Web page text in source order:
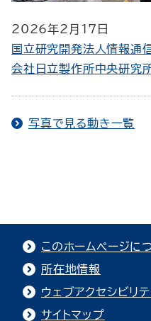
2026年2月17日
国立研究開発法人情報通
会社日立製作所中央研究
写真で見る動き一覧
このホームページに
所在地情報
ウェブアクセシビリテ
サイトマップ